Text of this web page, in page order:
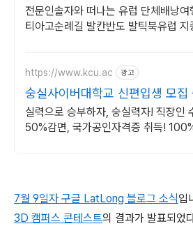
전문인솔자와 떠나는 유럽 단체배낭여
티아고순례길 발칸반도 발틱북유럽 지
https://www.kcu.ac 광고
숭실사이버대학교 신편입생 모집
실력으로 승부하자, 숭실력자! 직장인
50%감면, 국가공인자격증 취득!
7월 9일자 구글 LatLong 블로그 소식입
3D 캠퍼스 콘테스트의 결과가 발표되었